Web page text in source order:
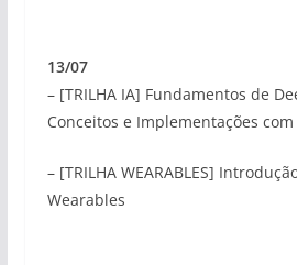
13/07
– [TRILHA IA] Fundamentos de
Conceitos e Implementações
– [TRILHA WEARABLES]
Wearables